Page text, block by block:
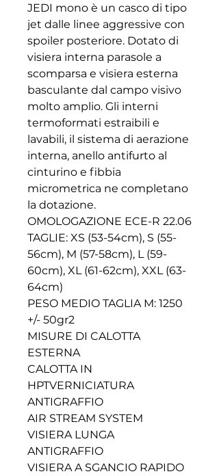
JEDI mono è un casco di tipo
jet dalle linee aggressive con
spoiler posteriore. Dotato di
visiera interna parasole a
scomparsa e visiera esterna
basculante dal campo visivo
molto amplio. Gli interni
termoformati estraibili e
lavabili, il sistema di aerazione
interna, anello antifurto al
cinturino e fibbia
micrometrica ne completano
la dotazione.
OMOLOGAZIONE ECE-R 22.06
TAGLIE: XS (53-54cm), S (55-
56cm), M (57-58cm), L (59-
60cm), XL (61-62cm), XXL (63-
64cm)
PESO MEDIO TAGLIA M: 1250
+/- 50gr2
MISURE DI CALOTTA
ESTERNA
CALOTTA IN
HPTVERNICIATURA
ANTIGRAFFIO
AIR STREAM SYSTEM
VISIERA LUNGA
ANTIGRAFFIO
VISIERA A SGANCIO RAPIDO